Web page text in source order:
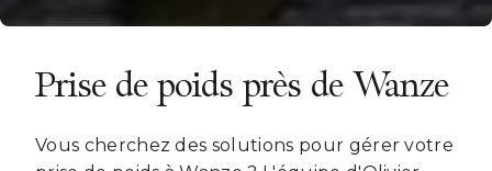
Prise de poids près de Wanze
Vous cherchez des solutions pour gérer votre